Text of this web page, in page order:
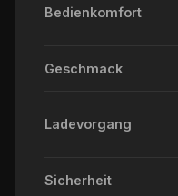
Bedienkomfort
Geschmack
Ladevorgang
Sicherheit